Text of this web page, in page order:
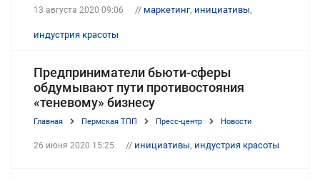
13 августа 2020 09:06 // маркетинг, инициативы,
индустрия красоты
Предприниматели бьюти-сферы
обдумывают пути противостояния
«теневому» бизнесу
Главная Пермская ТПП Пресс-центр Новости
26 июня 2020 15:25 // инициативы, индустрия красоты